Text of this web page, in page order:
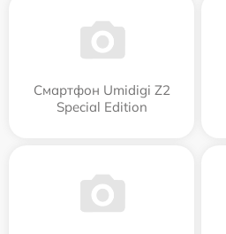
Смартфон Umidigi Z2
Special Edition